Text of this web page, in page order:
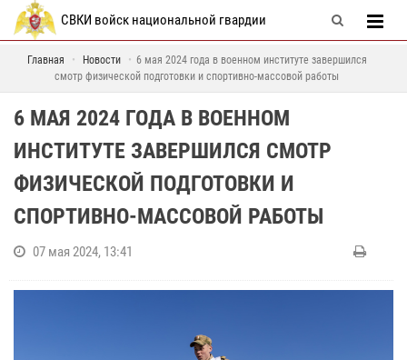
СВКИ войск национальной гвардии
Главная Новости
6 мая 2024 года в военном институте завершился
смотр физической подготовки и спортивно-массовой работы
6 МАЯ 2024 ГОДА В ВОЕННОМ
ИНСТИТУТЕ ЗАВЕРШИЛСЯ СМОТР
ФИЗИЧЕСКОЙ ПОДГОТОВКИ И
СПОРТИВНО-МАССОВОЙ РАБОТЫ
07 мая 2024, 13:41